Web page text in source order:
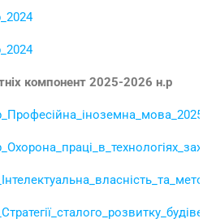
компонент 2025-2026 н.р